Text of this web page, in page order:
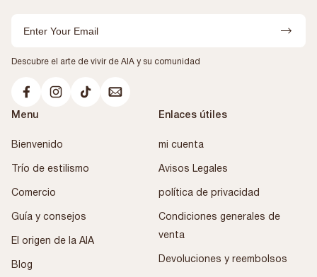
Descubre el arte de vivir de AIA y su comunidad
Menu
Bienvenido
Trío de estilismo
Comercio
Guía y consejos
El origen de la AIA
Blog
Enlaces útiles
mi cuenta
Avisos Legales
política de privacidad
Condiciones generales de
venta
Devoluciones y reembolsos